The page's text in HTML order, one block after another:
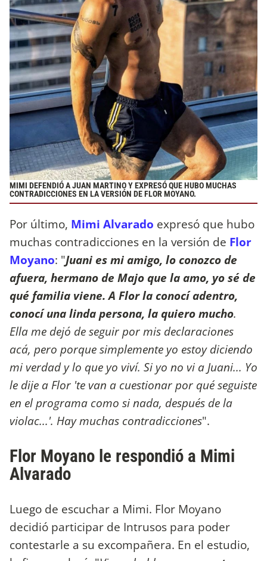
MIMI DEFENDIÓ A JUAN MARTINO Y EXPRESÓ QUE HUBO MUCHAS
CONTRADICCIONES EN LA VERSIÓN DE FLOR MOYANO.
Por último, Mimi Alvarado expresó que hubo
muchas contradicciones en la versión de Flor
Moyano: "Juani es mi amigo, lo conozco de
afuera, hermano de Majo que la amo, yo sé de
qué familia viene. A Flor la conocí adentro,
conocí una linda persona, la quiero mucho.
Ella me dejó de seguir por mis declaraciones
acá, pero porque simplemente yo estoy diciendo
mi verdad y lo que yo viví. Si yo no vi a Juani... Yo
le dije a Flor 'te van a cuestionar por qué seguiste
en el programa como si nada, después de la
violac...'. Hay muchas contradicciones".
Flor Moyano le respondió a Mimi
Alvarado
Luego de escuchar a Mimi. Flor Moyano
decidió participar de Intrusos para poder
contestarle a su excompañera. En el estudio,